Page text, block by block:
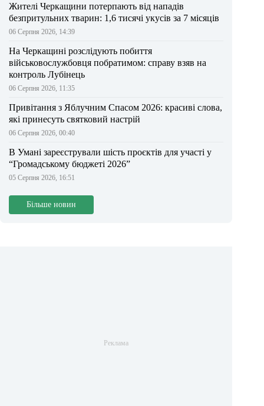
Жителі Черкащини потерпають від нападів
безпритульних тварин: 1,6 тисячі укусів за 7 місяців
06 Серпня 2026, 14:39
На Черкащині розслідують побиття
військовослужбовця побратимом: справу взяв на
контроль Лубінець
06 Серпня 2026, 11:35
Привітання з Яблучним Спасом 2026: красиві слова,
які принесуть святковий настрій
06 Серпня 2026, 00:40
В Умані зареєстрували шість проєктів для участі у
“Громадському бюджеті 2026”
05 Серпня 2026, 16:51
Більше новин